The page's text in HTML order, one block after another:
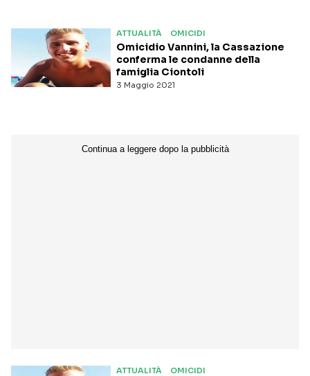
volontario.
ATTUALITÀ OMICIDI
3 Maggio 2021
Omicidio Vannini, la Cassazione
conferma le condanne della
famiglia Ciontoli
ATTUALITÀ OMICIDI